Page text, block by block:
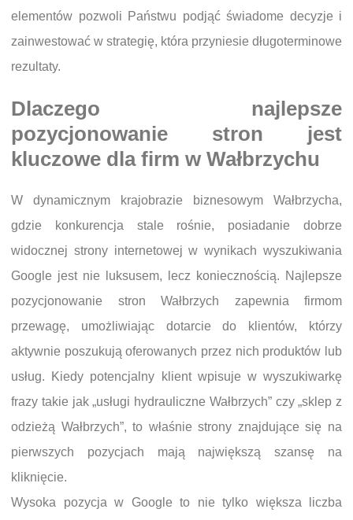
elementów pozwoli Państwu podjąć świadome decyzje i
zainwestować w strategię, która przyniesie długoterminowe
rezultaty.
Dlaczego najlepsze
pozycjonowanie stron jest
kluczowe dla firm w Wałbrzychu
W dynamicznym krajobrazie biznesowym Wałbrzycha,
gdzie konkurencja stale rośnie, posiadanie dobrze
widocznej strony internetowej w wynikach wyszukiwania
Google jest nie luksusem, lecz koniecznością. Najlepsze
pozycjonowanie stron Wałbrzych zapewnia firmom
przewagę, umożliwiając dotarcie do klientów, którzy
aktywnie poszukują oferowanych przez nich produktów lub
usług. Kiedy potencjalny klient wpisuje w wyszukiwarkę
frazy takie jak „usługi hydrauliczne Wałbrzych” czy „sklep z
odzieżą Wałbrzych”, to właśnie strony znajdujące się na
pierwszych pozycjach mają największą szansę na
kliknięcie.
Wysoka pozycja w Google to nie tylko większa liczba